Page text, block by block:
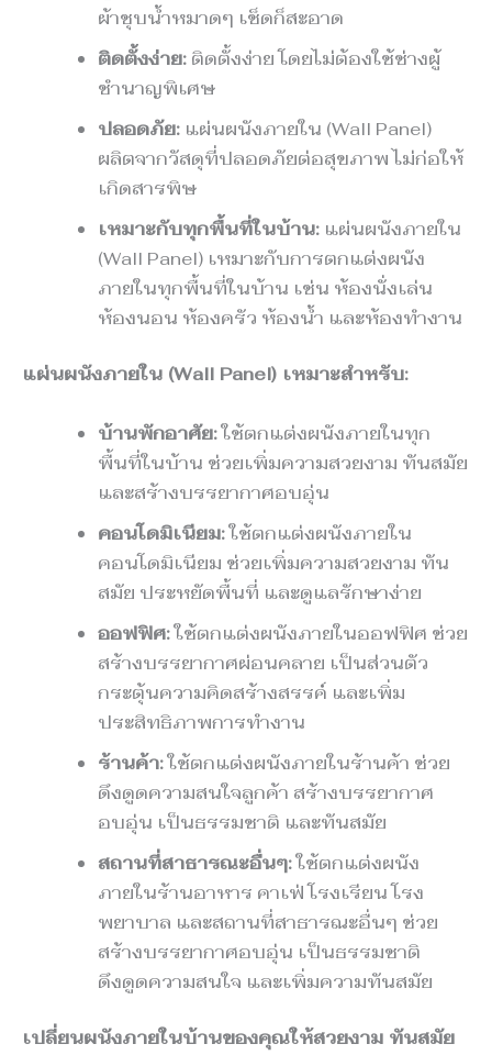
ผ้าชุบน้ำหมาดๆ เช็ดก็สะอาด
ติดตั้งง่าย: ติดตั้งง่าย โดยไม่ต้องใช้ช่างผู้
ชำนาญพิเศษ
ปลอดภัย: แผ่นผนังภายใน (Wall Panel)
ผลิตจากวัสดุที่ปลอดภัยต่อสุขภาพ ไม่ก่อให้
เกิดสารพิษ
เหมาะกับทุกพื้นที่ในบ้าน: แผ่นผนังภายใน
(Wall Panel) เหมาะกับการตกแต่งผนัง
ภายในทุกพื้นที่ในบ้าน เช่น ห้องนั่งเล่น
ห้องนอน ห้องครัว ห้องน้ำ และห้องทำงาน
แผ่นผนังภายใน (Wall Panel) เหมาะสำหรับ:
บ้านพักอาศัย:ใช้ตกแต่งผนังภายในทุก
พื้นที่ในบ้าน ช่วยเพิ่มความสวยงาม ทันสมัย
และสร้างบรรยากาศอบอุ่น
คอนโดมิเนียม:ใช้ตกแต่งผนังภายใน
คอนโดมิเนียม ช่วยเพิ่มความสวยงาม ทัน
สมัย ประหยัดพื้นที่ และดูแลรักษาง่าย
ออฟฟิศ:ใช้ตกแต่งผนังภายในออฟฟิศ ช่วย
สร้างบรรยากาศผ่อนคลาย เป็นส่วนตัว
กระตุ้นความคิดสร้างสรรค์ และเพิ่ม
ประสิทธิภาพการทำงาน
ร้านค้า:ใช้ตกแต่งผนังภายในร้านค้า ช่วย
ดึงดูดความสนใจลูกค้า สร้างบรรยากาศ
อบอุ่น เป็นธรรมชาติ และทันสมัย
สถานที่สาธารณะอื่นๆ:ใช้ตกแต่งผนัง
ภายในร้านอาหาร คาเฟ่ โรงเรียน โรง
พยาบาล และสถานที่สาธารณะอื่นๆ ช่วย
สร้างบรรยากาศอบอุ่น เป็นธรรมชาติ
ดึงดูดความสนใจ และเพิ่มความทันสมัย
เปลี่ยนผนังภายในบ้านของคุณให้สวยงาม ทันสมัย